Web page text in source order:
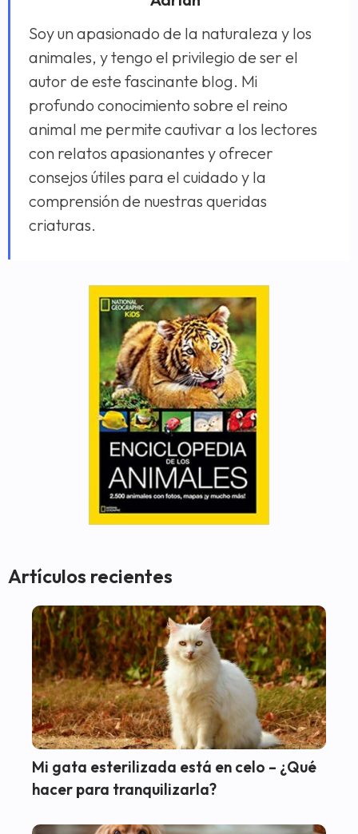
Soy un apasionado de la naturaleza y los
animales, y tengo el privilegio de ser el
autor de este fascinante blog. Mi
profundo conocimiento sobre el reino
animal me permite cautivar a los lectores
con relatos apasionantes y ofrecer
consejos útiles para el cuidado y la
comprensión de nuestras queridas
criaturas.
Artículos recientes
Mi gata esterilizada está en celo – ¿Qué
hacer para tranquilizarla?